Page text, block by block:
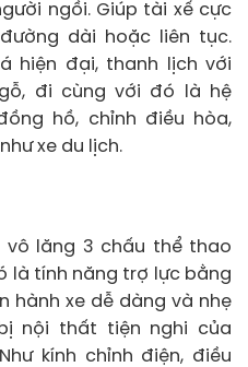
ngồi. Giúp tài xế cực
dài hoặc liên tục.
hiện đại, thanh lịch với
đi cùng với đó là hệ
hồ, chỉnh điều hòa,
xe du lịch.
lăng 3 chấu thể thao
là tính năng trợ lực bằng
hành xe dễ dàng và nhẹ
nội thất tiện nghi của
kính chỉnh điện, điều